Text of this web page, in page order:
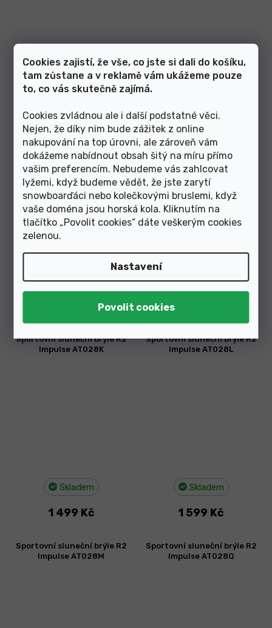
Cookies zajistí, že vše, co jste si dali do košíku,
tam zůstane a v reklamě vám ukážeme pouze
to, co vás skutečně zajímá.
Cookies zvládnou ale i další podstatné věci.
Nejen, že díky nim bude zážitek z online
nakupování na top úrovni, ale zároveň vám
dokážeme nabídnout obsah šitý na míru přímo
vašim preferencím. Nebudeme vás zahlcovat
lyžemi, když budeme vědět, že jste zarytí
snowboarďáci nebo kolečkovými bruslemi, když
vaše doména jsou horská kola. Kliknutím na
tlačítko „Povolit cookies“ dáte veškerým cookies
zelenou.
Nastavení
Skladem Skladem
Sportovní sluneční brýle R2
Hype AT116C
Skladem
Sportovní sluneční brýle R2
Impulse AT028A
Skladem
Sportovní sluneční brýle R2
Impulse AT028K
Skladem
1 499 Kč
Sportovní sluneční brýle R2
Impulse AT028L
Skladem
1 599 Kč
Sportovní sluneční brýle R2
Impulse AT028M
Sportovní sluneční brýle R2
Impulse AT028Q